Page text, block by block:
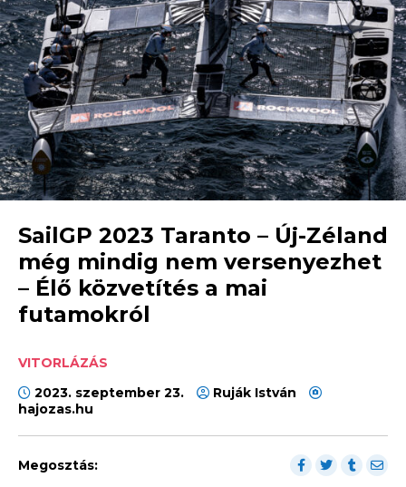
SailGP 2023 Taranto – Új-Zéland
még mindig nem versenyezhet
– Élő közvetítés a mai
futamokról
VITORLÁZÁS
2023. szeptember 23.
Ruják István
hajozas.hu
Megosztás: